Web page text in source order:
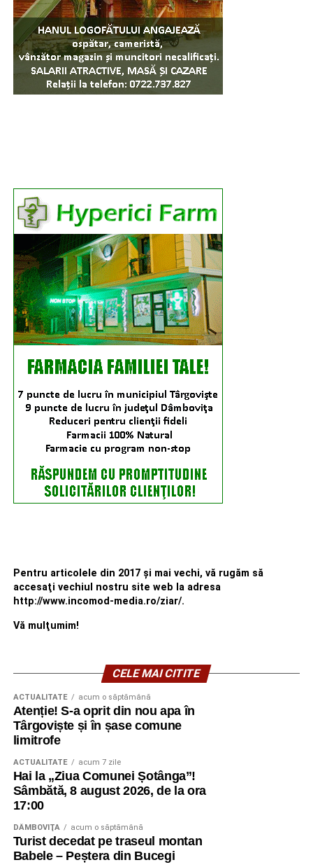
Pentru articolele din 2017 şi mai vechi, vă rugăm să
accesaţi vechiul nostru site web la adresa
http://www.incomod-media.ro/ziar/.
Vă mulţumim!
CELE MAI CITITE
ACTUALITATE acum o săptămână
Atenție! S-a oprit din nou apa în
Târgoviște și în șase comune
limitrofe
ACTUALITATE acum 7 zile
Hai la „Ziua Comunei Șotânga”!
Sâmbătă, 8 august 2026, de la ora
17:00
DÂMBOVIŢA acum o săptămână
Turist decedat pe traseul montan
Babele – Peștera din Bucegi